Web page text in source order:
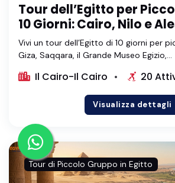
Tour dell’Egitto per
10 Giorni: Cairo, Nilo e
Vivi un tour dell’Egitto di 10 giorni per
Giza, Saqqara, il Grande Museo Egizio,...
Il Cairo-Il Cairo 20
Visualizza dettagli
Tour di Piccolo Gruppo in Egitto